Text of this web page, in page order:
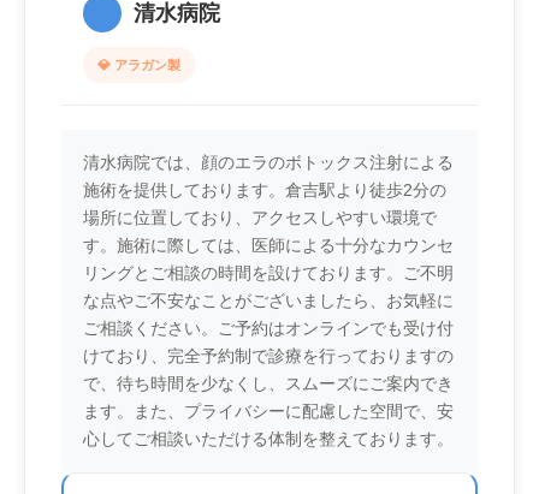
5. 清水病院
💎 アラガン製
清水病院では、顔のエラのボトックス注射による
施術を提供しております。倉吉駅より徒歩2分の
場所に位置しており、アクセスしやすい環境で
す。施術に際しては、医師による十分なカウンセ
リングとご相談の時間を設けております。ご不明
な点やご不安なことがございましたら、お気軽に
ご相談ください。ご予約はオンラインでも受け付
けており、完全予約制で診療を行っておりますの
で、待ち時間を少なくし、スムーズにご案内でき
ます。また、プライバシーに配慮した空間で、安
心してご相談いただける体制を整えております。